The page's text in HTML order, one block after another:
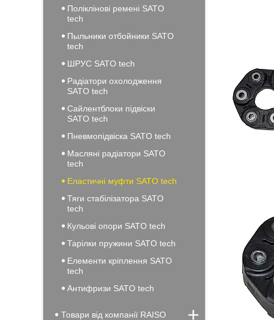
Поліклінові ремені SATO
tech
Пыльники отбойники SATO
tech
ШРУС SATO tech
Радіатори охолодження
SATO tech
Сайлентблоки підвіски
SATO tech
Пневмопідвіска SATO tech
Масляні радіатори SATO
tech
Еластичні муфти SATO tech
Тяги стабілізатора SATO
tech
Кульові опори SATO tech
Тарілки пружини SATO tech
Елементи кріплення SATO
tech
Антифризи SATO tech
Товари від компанії RAISO